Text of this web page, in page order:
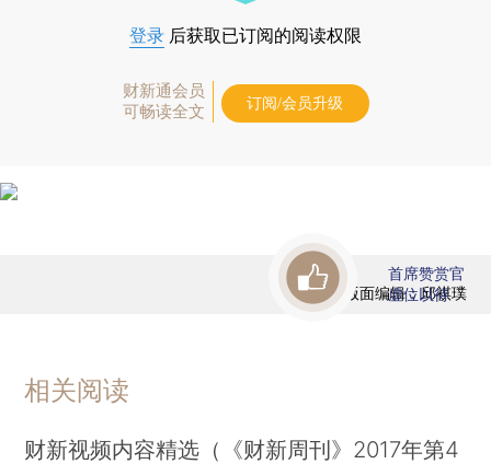
登录 后获取已订阅的阅读权限
财新通会员
可畅读全文
订阅/会员升级
版面编辑：邱祺璞
首席赞赏官
虚位以待
相关阅读
财新视频内容精选（《财新周刊》2017年第4